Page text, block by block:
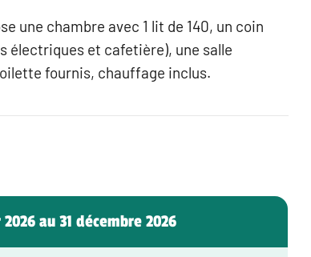
une chambre avec 1 lit de 140, un coin
électriques et cafetière), une salle
fournis, chauffage inclus.
au 31 décembre 2026